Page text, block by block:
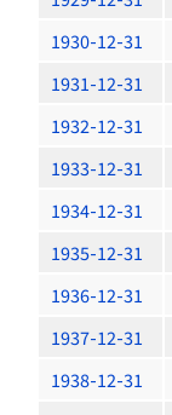
1930-12-31
1931-12-31
1932-12-31
1933-12-31
1934-12-31
1935-12-31
1936-12-31
1937-12-31
1938-12-31